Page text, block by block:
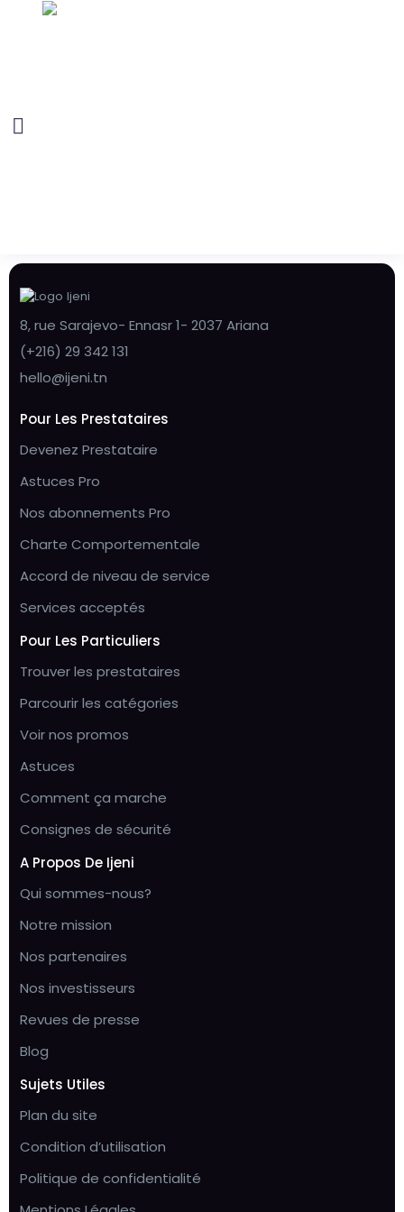
8, rue Sarajevo- Ennasr 1- 2037 Ariana
(+216) 29 342 131
hello@ijeni.tn
Pour Les Prestataires
Devenez Prestataire
Astuces Pro
Nos abonnements Pro
Charte Comportementale
Accord de niveau de service
Services acceptés
Pour Les Particuliers
Trouver les prestataires
Parcourir les catégories
Voir nos promos
Astuces
Comment ça marche
Consignes de sécurité
A Propos De Ijeni
Qui sommes-nous?
Notre mission
Nos partenaires
Nos investisseurs
Revues de presse
Blog
Sujets Utiles
Plan du site
Condition d’utilisation
Politique de confidentialité